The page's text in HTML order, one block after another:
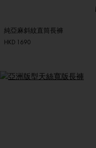
純亞麻斜紋直筒長褲
HKD 1690